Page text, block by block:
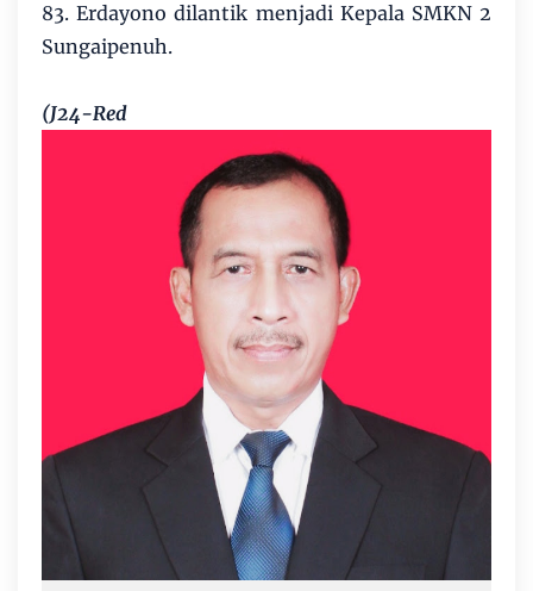
83. Erdayono dilantik menjadi Kepala SMKN 2
Sungaipenuh.
(J24-Red